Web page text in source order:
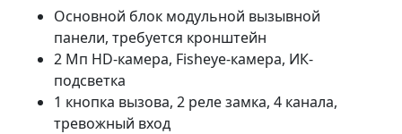
Основной блок модульной вызывной
панели, требуется кронштейн
2 Мп HD-камера, Fisheye-камера, ИК-
подсветка
1 кнопка вызова, 2 реле замка, 4 канала,
тревожный вход